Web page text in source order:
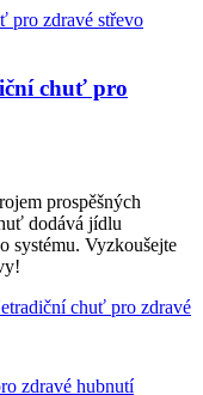
chuť pro
prospěšných
dodává jídlu
systému. Vyzkoušejte
chuť pro zdravé